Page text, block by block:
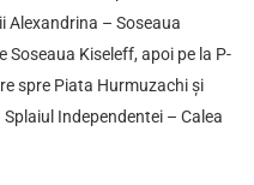
Alexandrina – Soseaua
Soseaua Kiseleff, apoi pe la P-
spre Piata Hurmuzachi și
Independentei – Calea